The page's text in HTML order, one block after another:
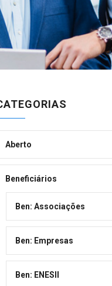
Aberto
Beneficiários
Ben: Associações
Ben: Empresas
Ben: ENESII